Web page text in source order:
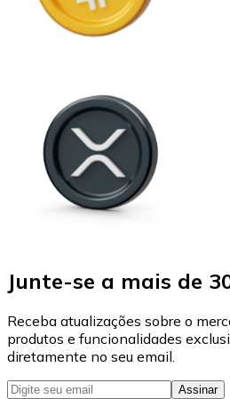
Junte-se a mais de
Receba atualizações sobre o
produtos e funcionalidades
diretamente no seu email.
Assinar